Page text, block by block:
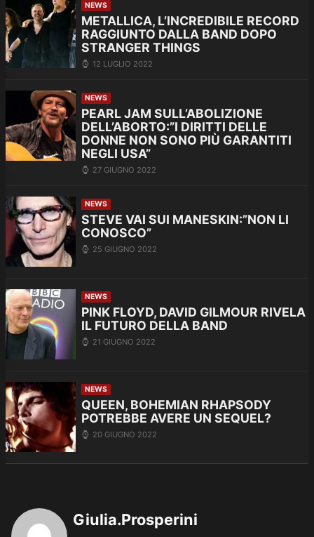
NEWS
METALLICA, L’INCREDIBILE RECORD
RAGGIUNTO DALLA BAND DOPO
STRANGER THINGS
12 LUGLIO 2022
NEWS
PEARL JAM SULL’ABOLIZIONE
DELL’ABORTO:”I DIRITTI DELLE
DONNE NON SONO PIÙ GARANTITI
NEGLI USA”
27 GIUGNO 2022
NEWS
STEVE VAI SUI MANESKIN:”NON LI
CONOSCO”
25 GIUGNO 2022
NEWS
PINK FLOYD, DAVID GILMOUR RIVELA
IL FUTURO DELLA BAND
21 GIUGNO 2022
NEWS
QUEEN, BOHEMIAN RHAPSODY
POTREBBE AVERE UN SEQUEL?
20 GIUGNO 2022
Giulia.Prosperini